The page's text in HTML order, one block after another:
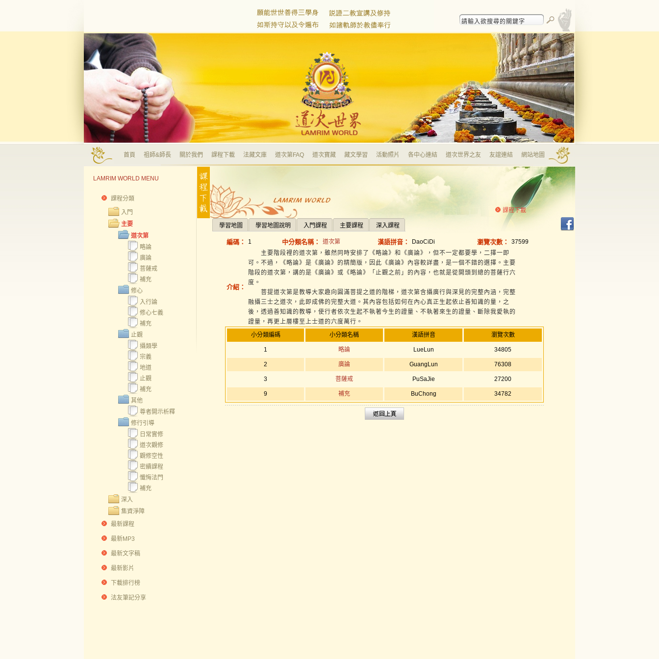
首頁 祖師&師長 關於我們 課程下載 法藏文庫 道次第FAQ 道次寶藏 藏文學習 活動照片 各中心連結 道次世界之友 友誼連結 網站地圖
LAMRIM WORLD MENU
課程分類
入門
主要
道次第
略論
廣論
菩薩戒
補充
修心
入行論
修心七義
補充
止觀
攝類學
宗義
地道
止觀
補充
其他
尊者開示析釋
修行引導
日常實修
道次觀修
觀修空性
密續課程
懺悔法門
補充
深入
集資淨障
最新課程
最新MP3
最新文字稿
最新影片
下載排行榜
法友筆記分享
學習地圖 學習地圖說明 入門課程 主要課程 深入課程
課程下載
編碼： 1 中分類名稱： 道次第 漢語拼音： DaoCiDi 瀏覽次數： 37599
介紹：
主要階段裡的道次第，雖然同時安排了《略論》和《廣論》，但不一定都要學，二擇一即
可。不過，《略論》是《廣論》的精簡版，因此《廣論》內容較詳盡，是一個不錯的選擇。主要
階段的道次第，講的是《廣論》或《略論》「止觀之前」的內容，也就是從開頭到總的菩薩行六
度。
菩提道次第是教導大家趣向圓滿菩提之道的階梯，道次第含攝廣行與深見的完整內涵，完整
融攝三士之道次，此即成佛的完整大道。其內容包括如何在內心真正生起依止善知識的量，之
後，透過善知識的教導，使行者依次生起不執著今生的證量、不執著來生的證量、斷除我愛執的
證量，再更上層樓至上士道的六度萬行。
小分類編碼
小分類名稱 漢語拼音 瀏覽次數
1 略論 LueLun 34805
2 廣論 GuangLun 76308
3 菩薩戒 PuSaJie 27200
9 補充 BuChong 34782